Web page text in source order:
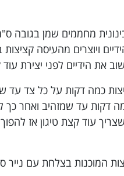
ויוצרים מהעיסה
את הידיים לפני יצירת עוד
דקות עד שמזהיב ואחר
עוד קצת טיגון אז